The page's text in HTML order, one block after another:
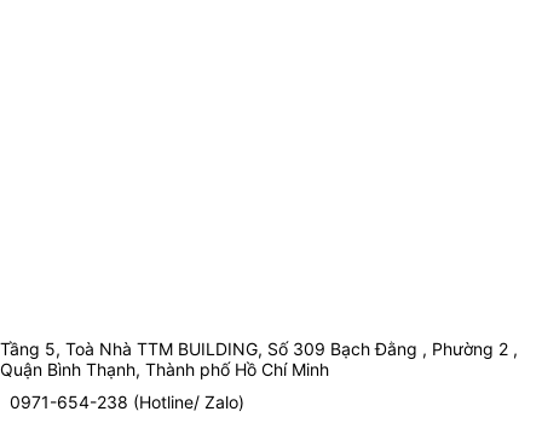
Tầng 5, Toà Nhà TTM BUILDING, Số 309 Bạch Đằng , Phường 2 ,
Quận Bình Thạnh, Thành phố Hồ Chí Minh
0971-654-238 (Hotline/ Zalo)